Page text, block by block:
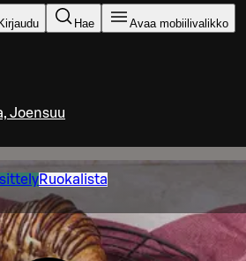
Kirjaudu Hae Avaa mobiilivalikko
Joensuu
Ruokalista